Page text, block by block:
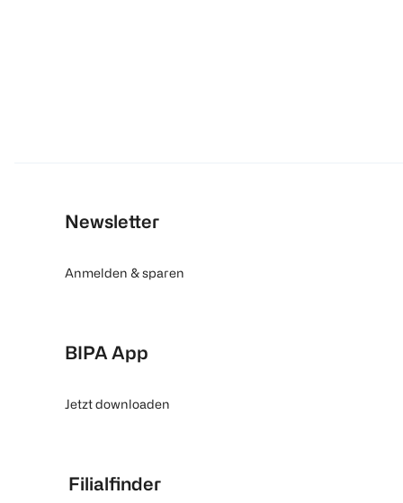
Newsletter
Anmelden & sparen
BIPA App
Jetzt downloaden
Filialfinder